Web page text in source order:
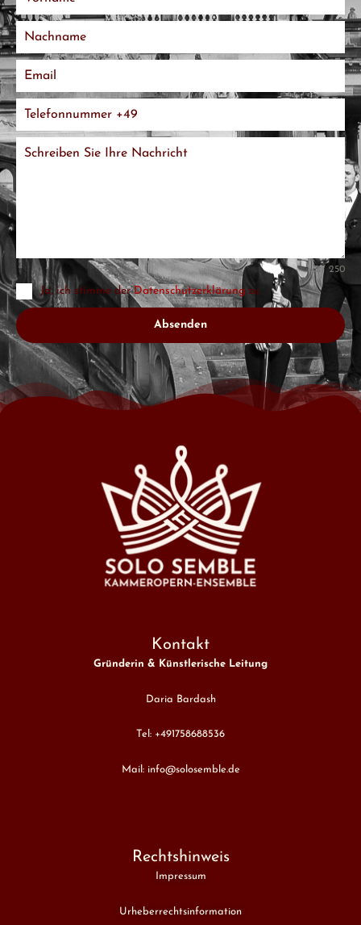
0 / 250
Ja, ich stimme derDatenschutzerklärung zu.
Absenden
Kontakt
Gründerin & Künstlerische Leitung
Daria Bardash
Tel: +491758688536
Mail: info@solosemble.de
Rechtshinweis
Impressum
Urheberrechtsinformation